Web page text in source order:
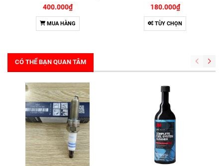
400.000₫
MUA HÀNG
180.000₫
TÙY CHỌN
CÓ THỂ BẠN QUAN TÂM